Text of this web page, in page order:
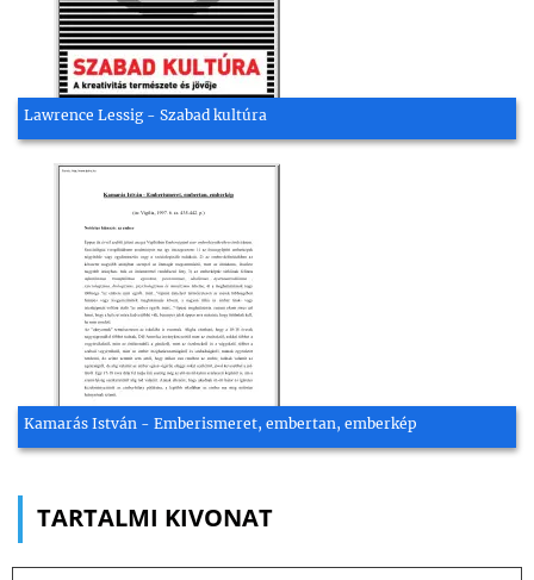
Lawrence Lessig - Szabad kultúra
Kamarás István - Emberismeret, embertan, emberkép
TARTALMI KIVONAT